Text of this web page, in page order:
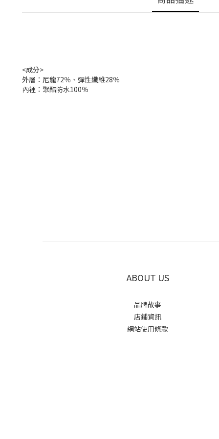
<成分>
外層：尼龍72％、彈性纖維28％
內裡：聚酯防水100％
ABOUT US
品牌故事
店鋪資訊
網站使用條款